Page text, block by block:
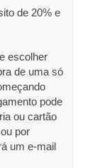
de 20% e
escolher
de uma só
pode
ou cartão
por
um e-mail